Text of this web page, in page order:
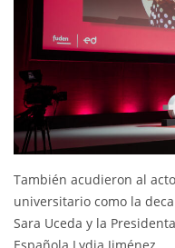
También acudieron al
universitario como la
Sara Uceda y la